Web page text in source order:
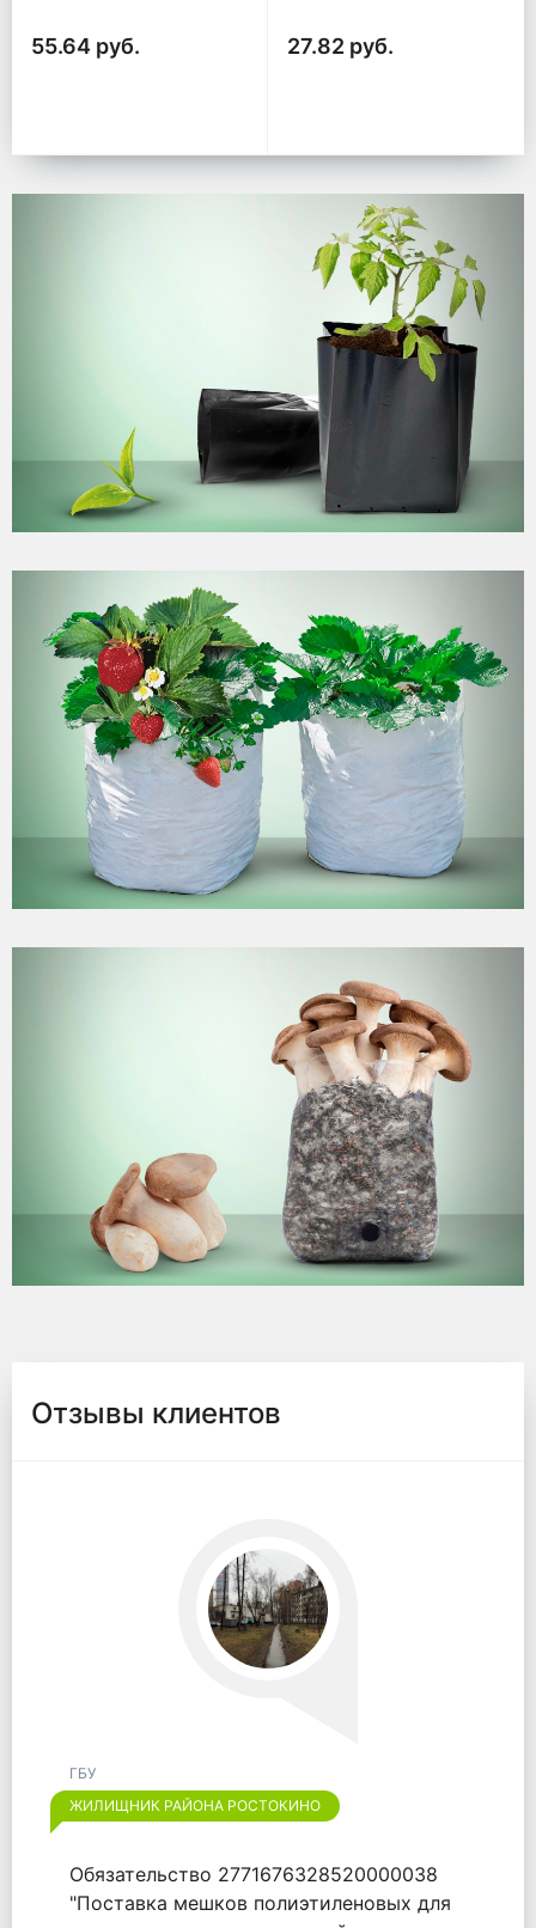
55.64 руб. 27.82 руб.
Отзывы клиентов
ЖИЛИЩНИК РАЙОНА ЛИАНОЗОВО
Огромное спасибо "ООО "ВАЙТПАК"" за
выполненный договор от 18.09.2020.